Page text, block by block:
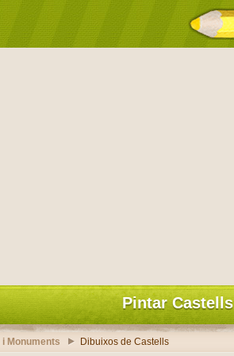
Pintar Castells
Monuments Dibuixos de Castells